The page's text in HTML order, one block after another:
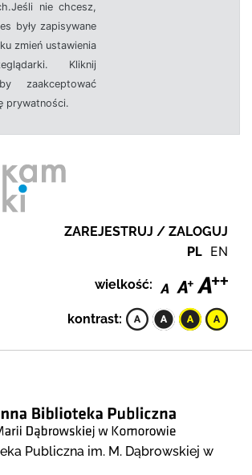
nie chcesz,
były zapisywane
zmień ustawienia
Kliknij
zaakceptować
prywatności.
ZAREJESTRUJ / ZALOGUJ
PL EN
wielkość:
kontrast:
Publiczna im. M. Dąbrowskiej w